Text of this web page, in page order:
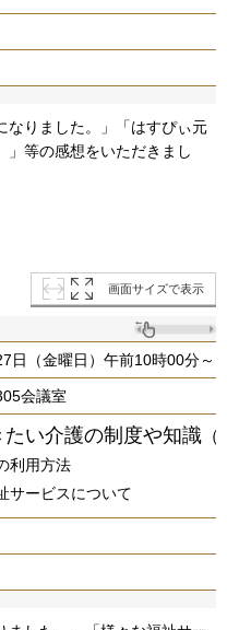
なりました。」「はすぴぃ元
」等の感想をいただきまし
画面サイズで表示
日（金曜日）午前10時00分～
会議室
い介護の制度や知識 （
利用方法
サービスについて